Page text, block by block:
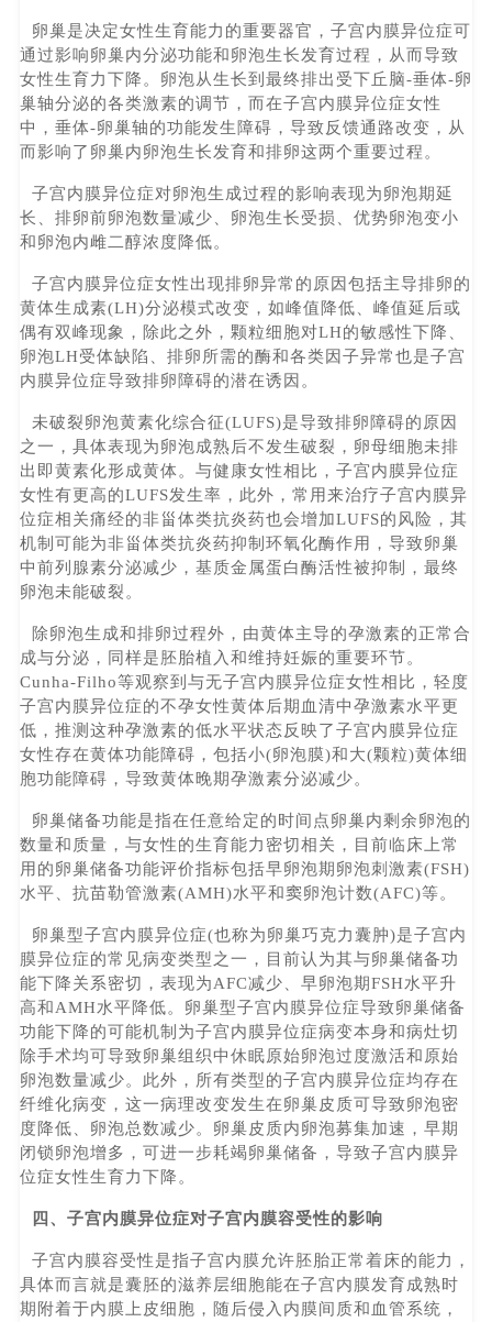
卵巢是决定女性生育能力的重要器官，子宫内膜异位症可
通过影响卵巢内分泌功能和卵泡生长发育过程，从而导致
女性生育力下降。卵泡从生长到最终排出受下丘脑-垂体-卵
巢轴分泌的各类激素的调节，而在子宫内膜异位症女性
中，垂体-卵巢轴的功能发生障碍，导致反馈通路改变，从
而影响了卵巢内卵泡生长发育和排卵这两个重要过程。
子宫内膜异位症对卵泡生成过程的影响表现为卵泡期延
长、排卵前卵泡数量减少、卵泡生长受损、优势卵泡变小
和卵泡内雌二醇浓度降低。
子宫内膜异位症女性出现排卵异常的原因包括主导排卵的
黄体生成素(LH)分泌模式改变，如峰值降低、峰值延后或
偶有双峰现象，除此之外，颗粒细胞对LH的敏感性下降、
卵泡LH受体缺陷、排卵所需的酶和各类因子异常也是子宫
内膜异位症导致排卵障碍的潜在诱因。
未破裂卵泡黄素化综合征(LUFS)是导致排卵障碍的原因
之一，具体表现为卵泡成熟后不发生破裂，卵母细胞未排
出即黄素化形成黄体。与健康女性相比，子宫内膜异位症
女性有更高的LUFS发生率，此外，常用来治疗子宫内膜异
位症相关痛经的非甾体类抗炎药也会增加LUFS的风险，其
机制可能为非甾体类抗炎药抑制环氧化酶作用，导致卵巢
中前列腺素分泌减少，基质金属蛋白酶活性被抑制，最终
卵泡未能破裂。
除卵泡生成和排卵过程外，由黄体主导的孕激素的正常合
成与分泌，同样是胚胎植入和维持妊娠的重要环节。
Cunha-Filho等观察到与无子宫内膜异位症女性相比，轻度
子宫内膜异位症的不孕女性黄体后期血清中孕激素水平更
低，推测这种孕激素的低水平状态反映了子宫内膜异位症
女性存在黄体功能障碍，包括小(卵泡膜)和大(颗粒)黄体细
胞功能障碍，导致黄体晚期孕激素分泌减少。
卵巢储备功能是指在任意给定的时间点卵巢内剩余卵泡的
数量和质量，与女性的生育能力密切相关，目前临床上常
用的卵巢储备功能评价指标包括早卵泡期卵泡刺激素(FSH)
水平、抗苗勒管激素(AMH)水平和窦卵泡计数(AFC)等。
卵巢型子宫内膜异位症(也称为卵巢巧克力囊肿)是子宫内
膜异位症的常见病变类型之一，目前认为其与卵巢储备功
能下降关系密切，表现为AFC减少、早卵泡期FSH水平升
高和AMH水平降低。卵巢型子宫内膜异位症导致卵巢储备
功能下降的可能机制为子宫内膜异位症病变本身和病灶切
除手术均可导致卵巢组织中休眠原始卵泡过度激活和原始
卵泡数量减少。此外，所有类型的子宫内膜异位症均存在
纤维化病变，这一病理改变发生在卵巢皮质可导致卵泡密
度降低、卵泡总数减少。卵巢皮质内卵泡募集加速，早期
闭锁卵泡增多，可进一步耗竭卵巢储备，导致子宫内膜异
位症女性生育力下降。
四、子宫内膜异位症对子宫内膜容受性的影响
子宫内膜容受性是指子宫内膜允许胚胎正常着床的能力，
具体而言就是囊胚的滋养层细胞能在子宫内膜发育成熟时
期附着于内膜上皮细胞，随后侵入内膜间质和血管系统，